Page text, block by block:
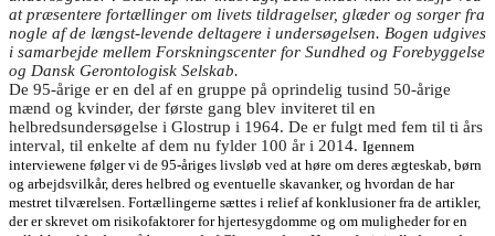
at præsentere fortællinger om livets tildragelser, glæder og sorger fra
nogle af de længst-levende deltagere i undersøgelsen. Bogen udgives
i samarbejde mellem Forskningscenter for Sundhed og Forebyggelse
og Dansk Gerontologisk Selskab.
De 95-årige er en del af en gruppe på oprindelig tusind 50-årige
mænd og kvinder, der første gang blev inviteret til en
helbredsundersøgelse i Glostrup i 1964. De er fulgt med fem til ti års
interval, til enkelte af dem nu fylder 100 år i 2014. Igennem
interviewene følger vi de 95-åriges livsløb ved at høre om deres ægteskab, børn
og arbejdsvilkår, deres helbred og eventuelle skavanker, og hvordan de har
mestret tilværelsen. Fortællingerne sættes i relief af konklusioner fra de artikler,
der er skrevet om risikofaktorer for hjertesygdomme og om muligheder for en